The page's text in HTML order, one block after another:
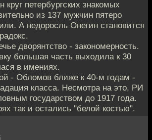
круг петербургских знакомых
из 137 мужчин пятеро
А недоросль Онегин становится
дворянтство - закономерность.
большая часть выходила к 30
в имениях.
- Обломов ближе к 40-м годам -
класса. Несмотра на это, РИ
государством до 1917 года.
так и остались "белой костью".